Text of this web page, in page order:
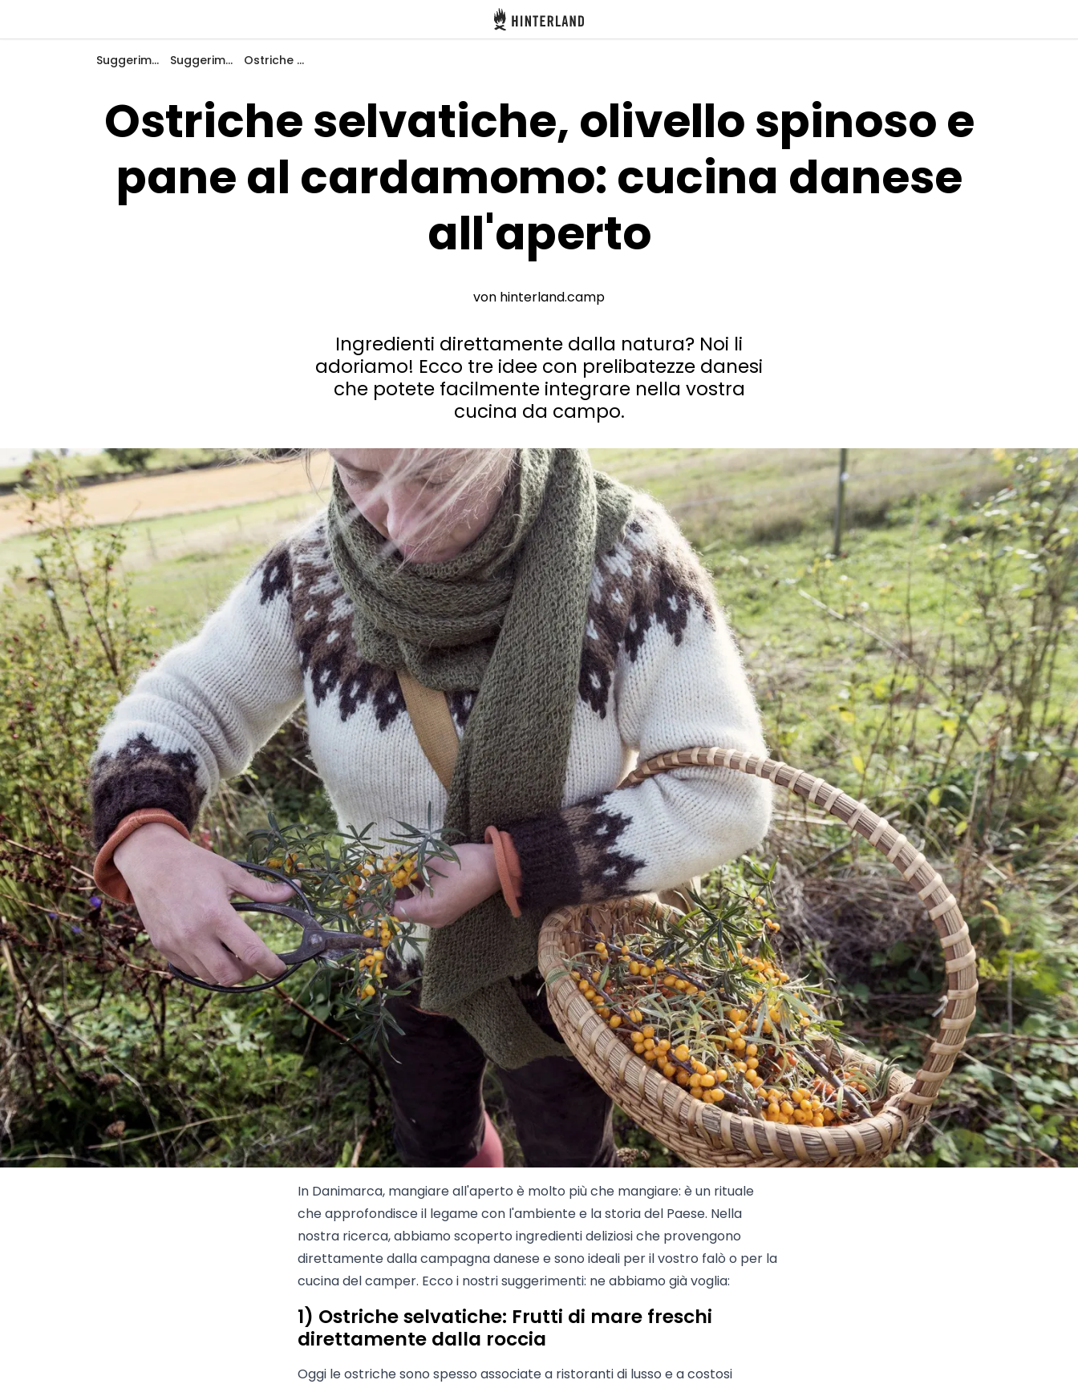
Hinterland
Suggerimenti e ispirazione
Storie dall'Hinterland
Buoni
Chi siamo
Negozio
Contatti
Select language
Suggerimenti e ispirazione Suggerimenti e ispirazioni Ostriche selvatiche, olivello spinoso e pane al cardamomo: cucina danese all'aperto
Ostriche selvatiche, olivello spinoso e
pane al cardamomo: cucina danese
all'aperto
von hinterland.camp
Ingredienti direttamente dalla natura? Noi li
adoriamo! Ecco tre idee con prelibatezze danesi
che potete facilmente integrare nella vostra
cucina da campo.
In Danimarca, mangiare all'aperto è molto più che mangiare: è un rituale
che approfondisce il legame con l'ambiente e la storia del Paese. Nella
nostra ricerca, abbiamo scoperto ingredienti deliziosi che provengono
direttamente dalla campagna danese e sono ideali per il vostro falò o per la
cucina del camper. Ecco i nostri suggerimenti: ne abbiamo già voglia:
1) Ostriche selvatiche: Frutti di mare freschi
direttamente dalla roccia
Oggi le ostriche sono spesso associate a ristoranti di lusso e a costosi